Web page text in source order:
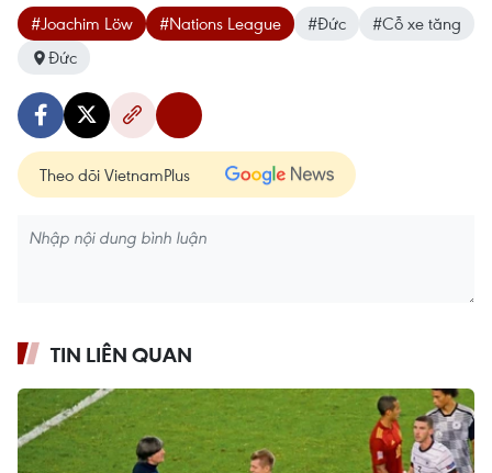
#Joachim Löw #Nations League #Đức
#Cỗ xe tăng
Đức
Theo dõi VietnamPlus
TIN LIÊN QUAN